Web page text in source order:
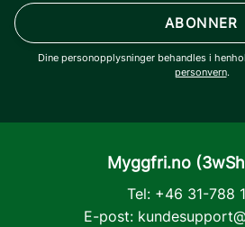
ABONNER
Dine personopplysninger behandles i
personvern.
Myggfri.no
Tel: +46 31-788
E-post: